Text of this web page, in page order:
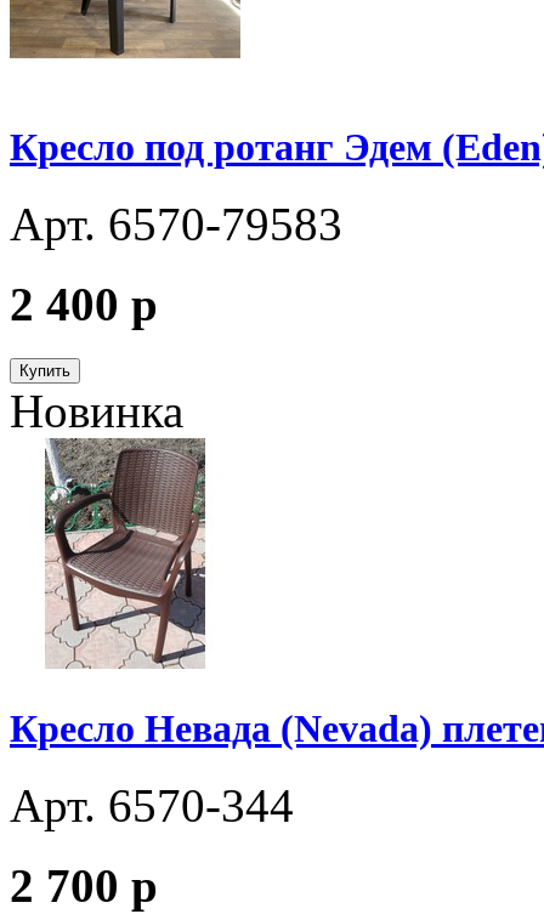
Кресло под ротанг Эдем
Арт. 6570-79583
2 400 p
Купить
Новинка
Кресло Невада (Nevada)
Арт. 6570-344
2 700 p